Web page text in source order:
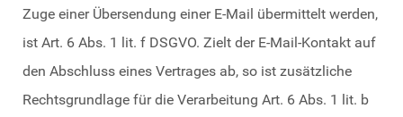
Zuge einer Übersendung einer E-Mail übermittelt werden,
ist Art. 6 Abs. 1 lit. f DSGVO. Zielt der E-Mail-Kontakt auf
den Abschluss eines Vertrages ab, so ist zusätzliche
Rechtsgrundlage für die Verarbeitung Art. 6 Abs. 1 lit. b